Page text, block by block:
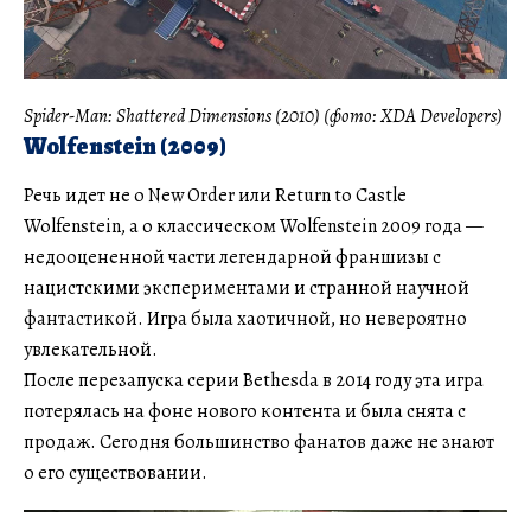
Spider-Man: Shattered Dimensions (2010) (фото: XDA Developers)
Wolfenstein (2009)
Речь идет не о New Order или Return to Castle
Wolfenstein, а о классическом Wolfenstein 2009 года —
недооцененной части легендарной франшизы с
нацистскими экспериментами и странной научной
фантастикой. Игра была хаотичной, но невероятно
увлекательной.
После перезапуска серии Bethesda в 2014 году эта игра
потерялась на фоне нового контента и была снята с
продаж. Сегодня большинство фанатов даже не знают
о его существовании.